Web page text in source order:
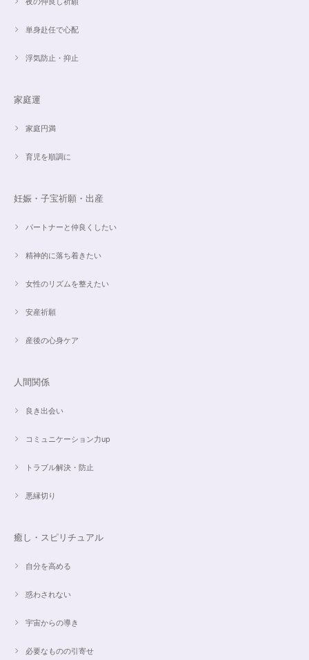
単身赴任で心配
浮気防止・抑止
家庭運
家庭円満
育児を順調に
妊娠・子宝祈願・出産
パートナーと仲良くしたい
精神的に落ち着きたい
女性のリズムを整えたい
安産祈願
産後の心身ケア
人間関係
良き出会い
コミュニケーション力up
トラブル解決・防止
悪縁切り
癒し・スピリチュアル
自分を高める
惑わされない
宇宙からの導き
必要なものの引寄せ